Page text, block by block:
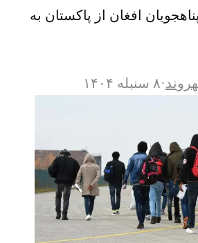
افغان از پاکستان به
·۸ سنبله ۱۴۰۴